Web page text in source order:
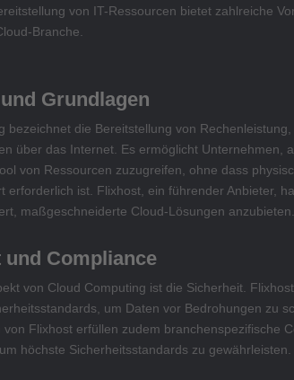
von IT-Ressourcen bietet zahlreiche
Branche.
Grundlagen
bezeichnet die Bereitstellung von Rechenleistung,
über das Internet. Es ermöglicht Unternehmen,
von Ressourcen zuzugreifen, ohne dass
erforderlich ist. Flixhost, ein führender Anbieter,
maßgeschneiderte Cloud-Lösungen anzubieten.
und Compliance
von Cloud Computing ist die Sicherheit.
um Daten vor Bedrohungen zu
von Flixhost erfüllen zudem branchenspezifische
höchste Sicherheitsstandards zu gewährleisten.